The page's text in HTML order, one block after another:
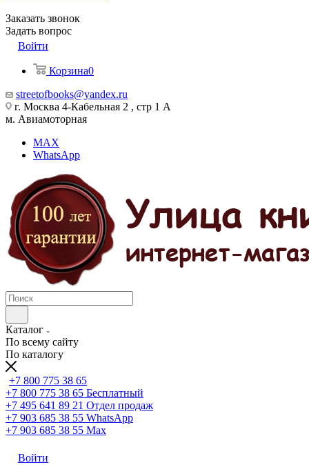
Заказать звонок
Задать вопрос
Войти
Корзина0
streetofbooks@yandex.ru
г. Москва 4-Кабельная 2 , стр 1 А
м. Авиамоторная
MAX
WhatsApp
Каталог
По всему сайту
По каталогу
+7 800 775 38 65
+7 800 775 38 65 Бесплатный
+7 495 641 89 21 Отдел продаж
+7 903 685 38 55 WhatsApp
+7 903 685 38 55 Max
Войти